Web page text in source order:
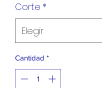
Corte *
Cantidad *